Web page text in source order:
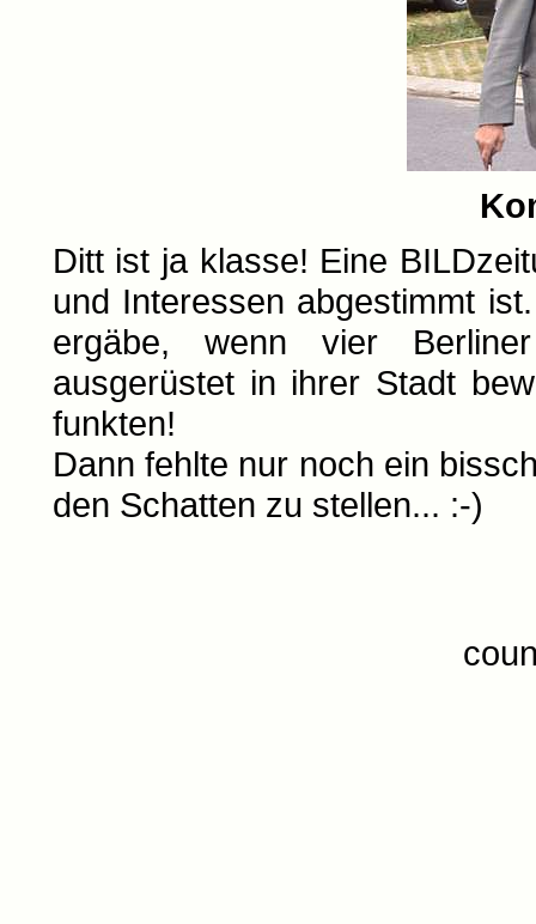
Ditt ist ja klasse! Eine
und Interessen abgestimmt
ergäbe, wenn vier
ausgerüstet in ihrer Stadt
funkten!
Dann fehlte nur noch ein
den Schatten zu stellen... :-)